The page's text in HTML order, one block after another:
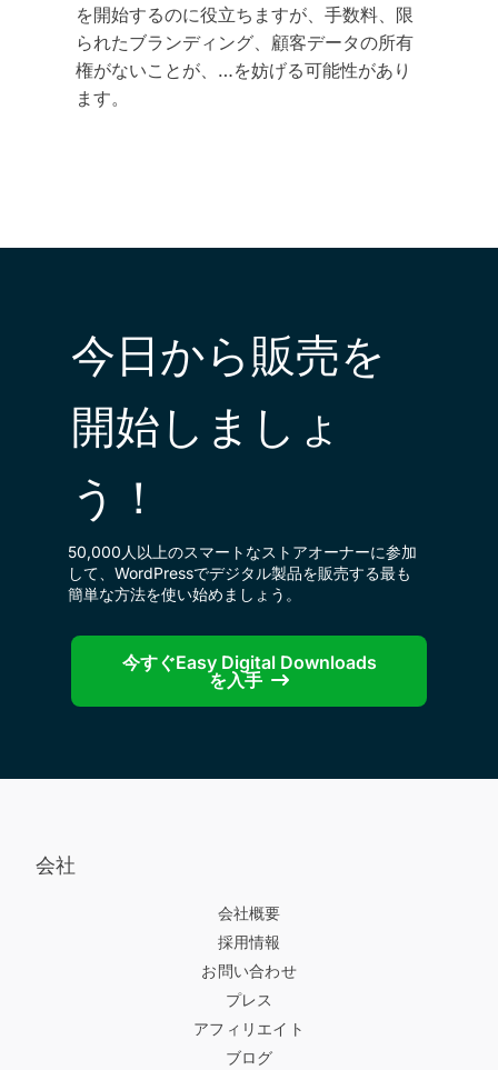
を開始するのに役立ちますが、手数料、限
られたブランディング、顧客データの所有
権がないことが、…を妨げる可能性があり
ます。
今日から販売を
開始しましょ
う！
50,000人以上のスマートなストアオーナーに参加
して、WordPressでデジタル製品を販売する最も
簡単な方法を使い始めましょう。
今すぐEasy Digital Downloads
を入手
会社
会社概要
採用情報
お問い合わせ
プレス
アフィリエイト
ブログ